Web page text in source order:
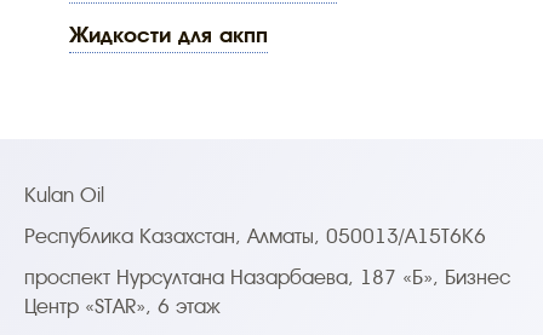
жидкости для акпп
Kulan Oil
Республика Казахстан, Алматы, 050013/A15T6K6
проспект Нурсултана Назарбаева, 187 «Б», Бизнес
Центр «STAR», 6 этаж